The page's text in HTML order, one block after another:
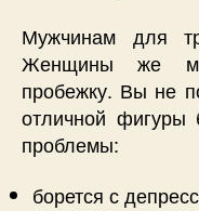
Мужчинам для
Женщины же
пробежку. Вы не
отличной фигуры
проблемы:
борется с